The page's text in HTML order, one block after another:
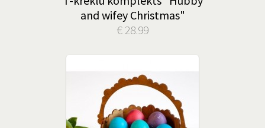
and wifey Christmas"
€ 28.99